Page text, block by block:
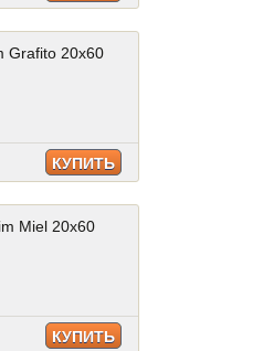
Grafito 20x60
КУПИТЬ
Miel 20x60
КУПИТЬ